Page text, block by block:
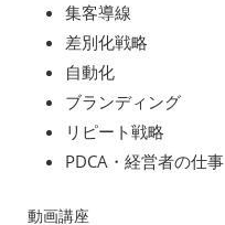
集客導線
差別化戦略
自動化
ブランディング
リピート戦略
PDCA・経営者の仕事
動画講座